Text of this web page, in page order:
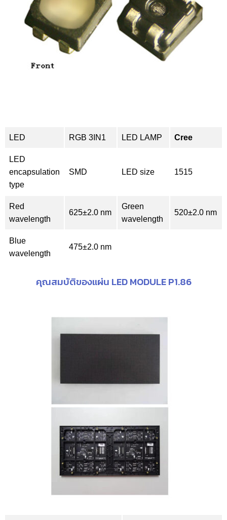
LED RGB 3IN1 LED LAMP Cree
LED
encapsulation
type
SMD LED size 1515
Red
wavelength
625±2.0 nm
Green
wavelength
520±2.0 nm
Blue
wavelength
475±2.0 nm
คุณสมบัติของแผ่น LED MODULE P1.86